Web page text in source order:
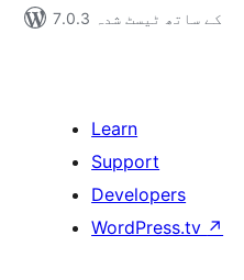
7.0.3 کے ساتھ ٹیسٹ شدہ
Learn
Support
Developers
WordPress.tv ↗